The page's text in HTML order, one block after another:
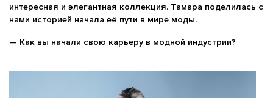
интересная и элегантная коллекция. Тамара поделилась с
нами историей начала её пути в мире моды.
— Как вы начали свою карьеру в модной индустрии?